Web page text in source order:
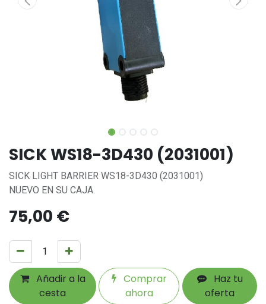
SICK WS18-3D430 (2031001)
SICK LIGHT BARRIER WS18-3D430 (2031001)
NUEVO EN SU CAJA.
75,00 €
Añadir a la
cesta
Comprar
ahora
Haz tu
oferta